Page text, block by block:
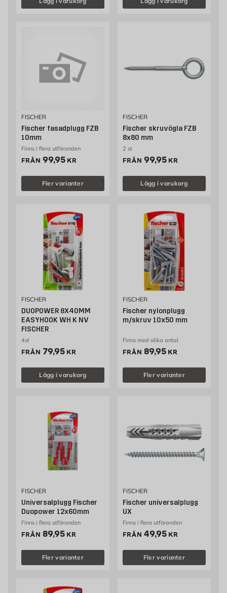
FISCHER
Fischer fasadplugg FZB
10mm
Finns i flera utföranden
FRÅN Pris 99.95 kr
99,95 KR
Fler varianter
FISCHER
Fischer skruvögla FZB
8x80 mm
2 st
FRÅN Pris 99.95 kr
99,95 KR
Lägg i varukorg
FISCHER
DUOPOWER 8X40MM
EASYHOOK WH K NV
FISCHER
4st
FRÅN Pris 79.95 kr
79,95 KR
Lägg i varukorg
FISCHER
Fischer nylonplugg
m/skruv 10x50 mm
Finns med olika antal
FRÅN Pris 89.95 kr
89,95 KR
Fler varianter
FISCHER
Universalplugg Fischer
Duopower 12x60mm
Finns i flera utföranden
FRÅN Pris 89.95 kr
89,95 KR
Fler varianter
FISCHER
Fischer universalplugg
UX
Finns i flera utföranden
FRÅN Pris 49.95 kr
49,95 KR
Fler varianter